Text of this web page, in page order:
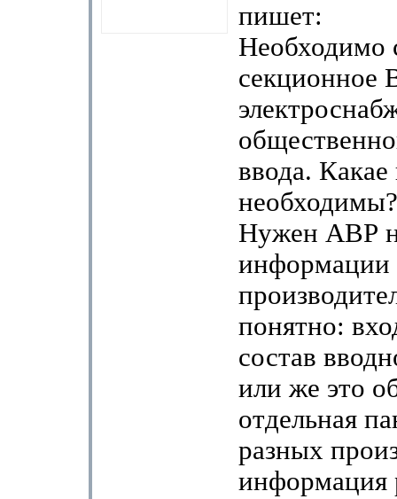
пишет:
Необходимо
секционное
ввода. Какае
Нужен АВР
информации
понятно:
состав
или же это
отдельная
разных
информация